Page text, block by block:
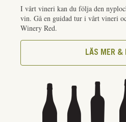
I vårt vineri kan du följa den
vin. Gå en guidad tur i vårt vineri
Winery Red.
LÄS MER &